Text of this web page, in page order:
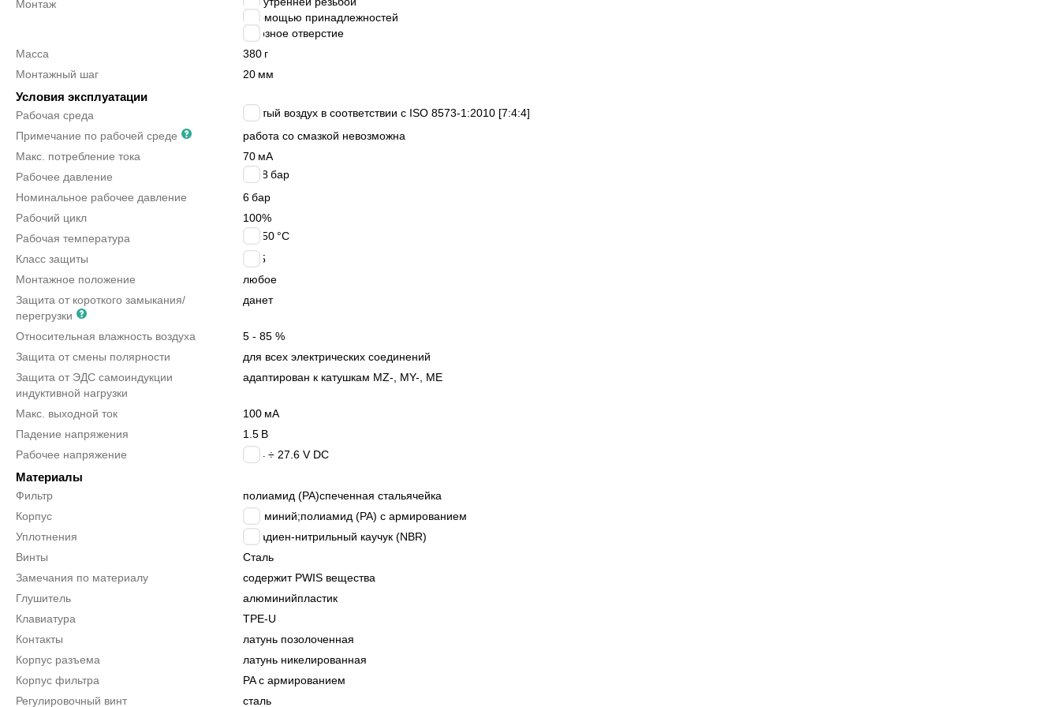
Монтаж
с помощью принадлежностей
сквозное отверстие
Масса
380 г
Монтажный шаг
20 мм
Условия эксплуатации
Рабочая среда
сжатый воздух в соответствии с ISO 8573-1:2010 [7:4:4]
Примечание по рабочей среде
работа со смазкой невозможна
Макс. потребление тока
70 мА
Рабочее давление
2 ÷ 8бар
Номинальное рабочее давление
6бар
Рабочий цикл
100%
Рабочая температура
0 ÷ 50 °C
Класс защиты
IP65
Монтажное положение
любое
Защита от короткого замыкания/
перегрузки
данет
Относительная влажность воздуха
5 - 85 %
Защита от смены полярности
для всех электрических соединений
Защита от ЭДС самоиндукции
индуктивной нагрузки
адаптирован к катушкам MZ-, MY-, ME
Макс. выходной ток 100 мА
Падение напряжения
1.5 В
Рабочее напряжение
20.4 ÷ 27.6 V DC
Материалы
Фильтр полиамид (PA)спеченная стальячейка
Корпус
алюминий;полиамид (PA) с армированием
Уплотнения
бутадиен-нитрильный каучук (NBR)
Винты
Сталь
Замечания по материалу
содержит PWIS вещества
Глушитель
алюминийпластик
Клавиатура
TPE-U
Контакты
латунь позолоченная
Корпус разъема
латунь никелированная
Корпус фильтра
PA с армированием
Регулировочный винт
сталь